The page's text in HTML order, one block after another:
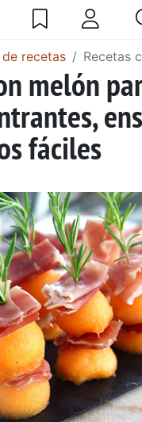
recetas Recetas
melón
fáciles